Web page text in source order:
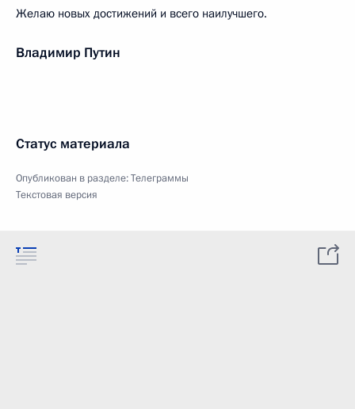
Желаю новых достижений и всего наилучшего.
Владимир Путин
Статус материала
Опубликован в разделе:Телеграммы
Текстовая версия